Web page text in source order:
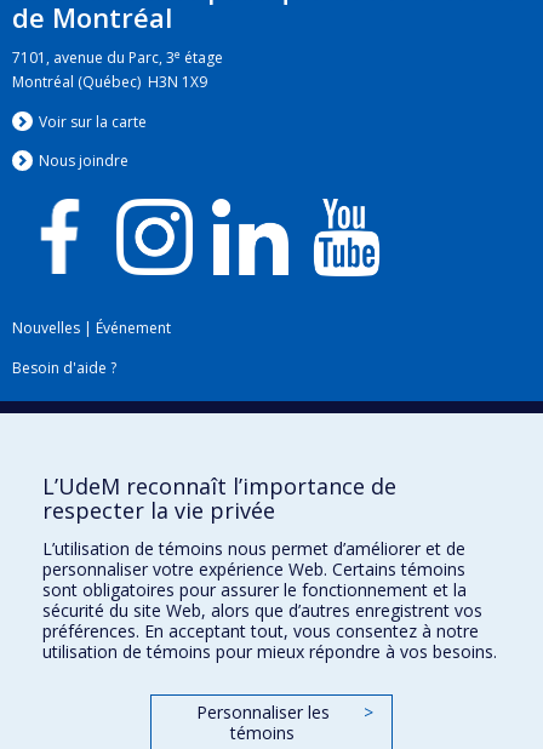
de Montréal
7101, avenue du Parc, 3e étage
Montréal (Québec) H3N 1X9
Voir sur la carte
Nous joindre
Nouvelles | Événement
Besoin d'aide ?
Plan du site|Accessibilité
Téléchargez les logos de l'ESPUM
L’UdeM reconnaît l’importance de
respecter la vie privée
L’utilisation de témoins nous permet d’améliorer et de
personnaliser votre expérience Web. Certains témoins
sont obligatoires pour assurer le fonctionnement et la
sécurité du site Web, alors que d’autres enregistrent vos
préférences. En acceptant tout, vous consentez à notre
utilisation de témoins pour mieux répondre à vos besoins.
Personnaliser les
témoins
>